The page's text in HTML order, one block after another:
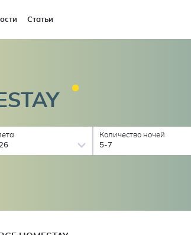
Статьи
Количество ночей
5-7